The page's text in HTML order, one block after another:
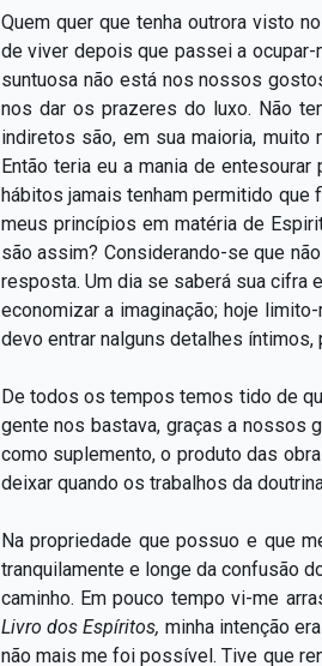
Quem quer que tenha outrora visto
de viver depois que passei a
suntuosa não está nos nossos
nos dar os prazeres do luxo. Não
indiretos são, em sua maioria,
Então teria eu a mania de
hábitos jamais tenham permitido
meus princípios em matéria de
são assim? Considerando-se que
resposta. Um dia se saberá sua cifra
economizar a imaginação; hoje
devo entrar nalguns detalhes
De todos os tempos temos tido de
gente nos bastava, graças a nossos
como suplemento, o produto das
deixar quando os trabalhos da
Na propriedade que possuo e que
tranquilamente e longe da confusão
caminho. Em pouco tempo vi-me
Livro dos Espíritos, minha intenção
não mais me foi possível. Tive que